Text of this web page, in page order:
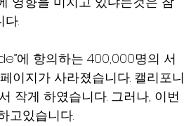
.
에 항의하는 400,000명의 서
이지가 사라졌습니다. 캘리포니
작게 하였습니다. 그러나, 이번
고있습니다.